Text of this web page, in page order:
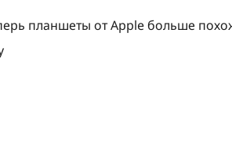
планшеты от Apple больше